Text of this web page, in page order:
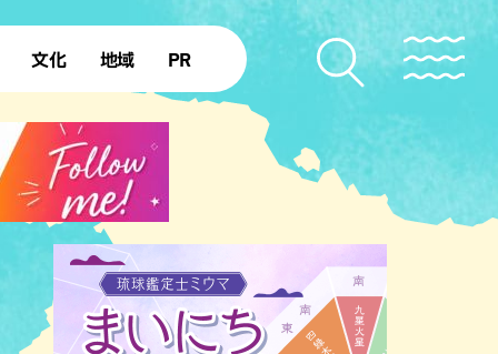
文化
復帰50年
地域
本島北部
本島南部 先島諸島
北部離島
PR